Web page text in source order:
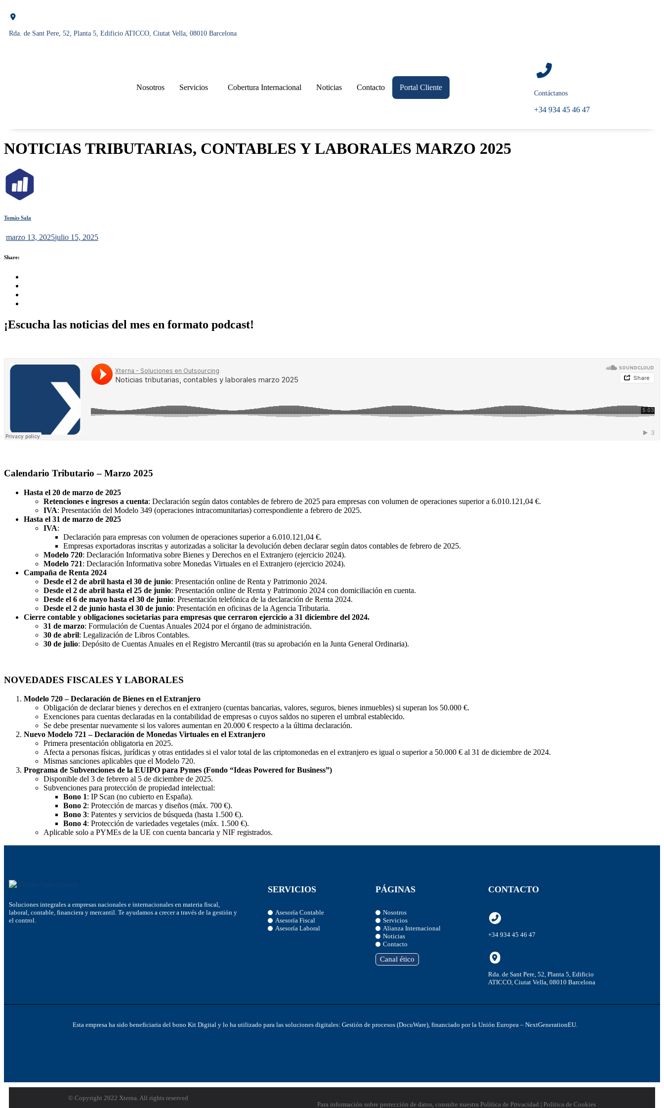
Rda. de Sant Pere, 52, Planta 5, Edificio ATICCO, Ciutat Vella, 08010 Barcelona
Nosotros Servicios Cobertura Internacional Noticias Contacto Portal Cliente
Contáctanos
+34 934 45 46 47
NOTICIAS TRIBUTARIAS, CONTABLES Y LABORALES MARZO 2025
Tomàs Sala
marzo 13, 2025julio 15, 2025
Share:
¡Escucha las noticias del mes en formato podcast!
Calendario Tributario – Marzo 2025
Hasta el 20 de marzo de 2025
Retenciones e ingresos a cuenta: Declaración según datos contables de febrero de 2025 para empresas con volumen de operaciones superior a 6.010.121,04 €.
IVA: Presentación del Modelo 349 (operaciones intracomunitarias) correspondiente a febrero de 2025.
Hasta el 31 de marzo de 2025
IVA:
Declaración para empresas con volumen de operaciones superior a 6.010.121,04 €.
Empresas exportadoras inscritas y autorizadas a solicitar la devolución deben declarar según datos contables de febrero de 2025.
Modelo 720: Declaración Informativa sobre Bienes y Derechos en el Extranjero (ejercicio 2024).
Modelo 721: Declaración Informativa sobre Monedas Virtuales en el Extranjero (ejercicio 2024).
Campaña de Renta 2024
Desde el 2 de abril hasta el 30 de junio: Presentación online de Renta y Patrimonio 2024.
Desde el 2 de abril hasta el 25 de junio: Presentación online de Renta y Patrimonio 2024 con domiciliación en cuenta.
Desde el 6 de mayo hasta el 30 de junio: Presentación telefónica de la declaración de Renta 2024.
Desde el 2 de junio hasta el 30 de junio: Presentación en oficinas de la Agencia Tributaria.
Cierre contable y obligaciones societarias para empresas que cerraron ejercicio a 31 diciembre del 2024.
31 de marzo: Formulación de Cuentas Anuales 2024 por el órgano de administración.
30 de abril: Legalización de Libros Contables.
30 de julio: Depósito de Cuentas Anuales en el Registro Mercantil (tras su aprobación en la Junta General Ordinaria).
NOVEDADES FISCALES Y LABORALES
Modelo 720 – Declaración de Bienes en el Extranjero
Obligación de declarar bienes y derechos en el extranjero (cuentas bancarias, valores, seguros, bienes inmuebles) si superan los 50.000 €.
Exenciones para cuentas declaradas en la contabilidad de empresas o cuyos saldos no superen el umbral establecido.
Se debe presentar nuevamente si los valores aumentan en 20.000 € respecto a la última declaración.
Nuevo Modelo 721 – Declaración de Monedas Virtuales en el Extranjero
Primera presentación obligatoria en 2025.
Afecta a personas físicas, jurídicas y otras entidades si el valor total de las criptomonedas en el extranjero es igual o superior a 50.000 € al 31 de diciembre de 2024.
Mismas sanciones aplicables que el Modelo 720.
Programa de Subvenciones de la EUIPO para Pymes (Fondo “Ideas Powered for Business”)
Disponible del 3 de febrero al 5 de diciembre de 2025.
Subvenciones para protección de propiedad intelectual:
Bono 1: IP Scan (no cubierto en España).
Bono 2: Protección de marcas y diseños (máx. 700 €).
Bono 3: Patentes y servicios de búsqueda (hasta 1.500 €).
Bono 4: Protección de variedades vegetales (máx. 1.500 €).
Aplicable solo a PYMEs de la UE con cuenta bancaria y NIF registrados.
Soluciones integrales a empresas nacionales e internacionales en materia fiscal,
laboral, contable, financiera y mercantil. Te ayudamos a crecer a través de la gestión y
el control.
SERVICIOS
Asesoría Contable
Asesoría Fiscal
Asesoría Laboral
PÁGINAS
Nosotros
Servicios
Alianza Internacional
Noticias
Contacto
Canal ético
CONTACTO
+34 934 45 46 47
Rda. de Sant Pere, 52, Planta 5, Edificio
ATICCO, Ciutat Vella, 08010 Barcelona
Esta empresa ha sido beneficiaria del bono Kit Digital y lo ha utilizado para las soluciones digitales: Gestión de procesos (DocuWare), financiado por la Unión Europea – NextGenerationEU.
© Copyright 2022 Xterna. All rights reserved
Para información sobre protección de datos, consulte nuestra Política de Privacidad | Política de Cookies